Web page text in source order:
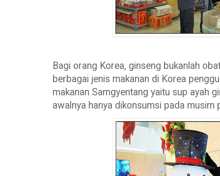
Bagi orang Korea, ginseng bukanlah
berbagai jenis makanan di Korea
makanan Samgyentang yaitu sup ayah
awalnya hanya dikonsumsi pada musim